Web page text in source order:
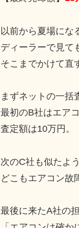
以前から夏場にな
ディーラーで見て
そこまでかけて直
まずネットの一括
最初のB社はエア
査定額は10万円。
次のC社も似たよ
どこもエアコン故
最後に来たA社の